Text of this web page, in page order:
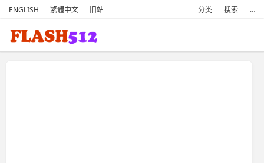
ENGLISH 繁體中文 旧站 分类 搜索 …